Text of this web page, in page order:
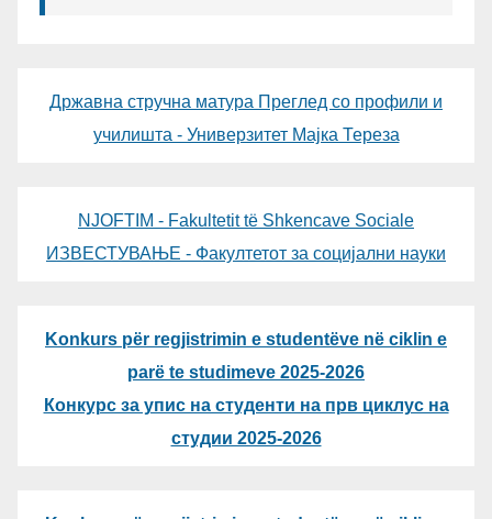
Државна стручна матура Преглед со профили и
училишта - Универзитет Мајка Тереза
NJOFTIM - Fakultetit të Shkencave Sociale
ИЗВЕСТУВАЊЕ - Факултетот за социјални науки
Konkurs për regjistrimin e studentëve në ciklin e
parë te studimeve 2025-2026
Конкурс за упис на студенти на прв циклус на
студии 2025-2026